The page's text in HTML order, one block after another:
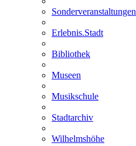
Sonderveranstaltungen
Erlebnis.Stadt
Bibliothek
Museen
Musikschule
Stadtarchiv
Wilhelmshöhe